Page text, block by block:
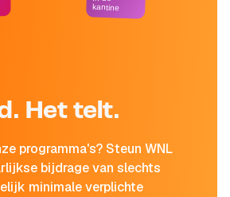
Het telt.
programma's? Steun WNL
bijdrage van slechts
minimale verplichte
kantine